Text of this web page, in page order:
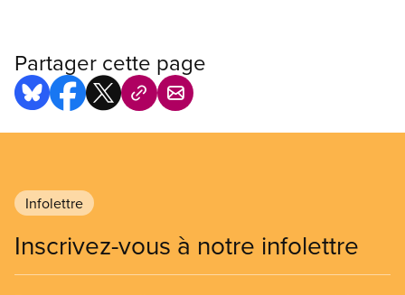
Partager cette page
Infolettre
Inscrivez-vous à notre infolettre